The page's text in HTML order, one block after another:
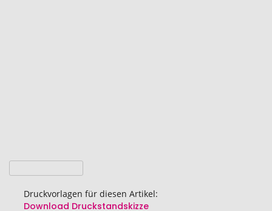
Druckvorlagen für diesen Artikel:
Download Druckstandskizze